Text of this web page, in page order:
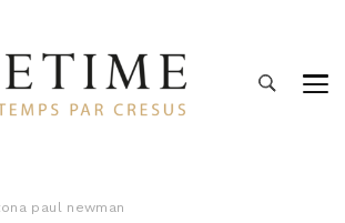
paul newman